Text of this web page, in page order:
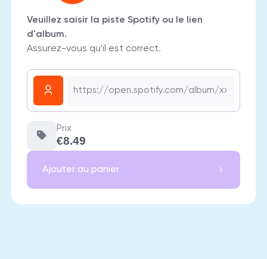
Veuillez saisir la piste Spotify ou le lien
d'album.
Assurez-vous qu'il est correct.
Prix
€8.49
Ajouter au panier